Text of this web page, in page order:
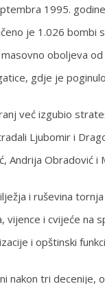
1995.
je 1.026 bombi
oboljeva
gdje je
već izgubio
Ljubomir i
Andrija Obradović i
i ruševina
vijence i cvijeće na
i opštinski
nakon tri decenije,